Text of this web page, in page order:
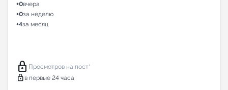
+0вчера
+0за неделю
+4за месяц
lock Просмотров на пост*
lock в первые 24 часа